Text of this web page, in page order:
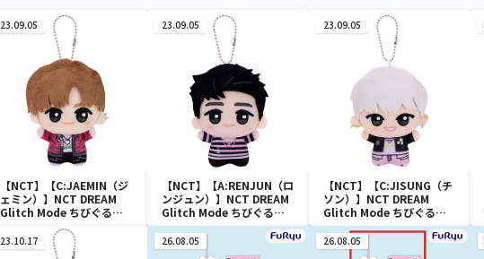
23.09.05
【NCT】【C:JAEMIN（ジ
ェミン）】NCT DREAM
Glitch Mode ちびぐるみ
23.09.05
【NCT】【A:RENJUN（ロ
ンジュン）】NCT DREAM
Glitch Mode ちびぐるみ
vol.2
23.09.05
【NCT】【C:JISUNG（チ
ソン）】NCT DREAM
Glitch Mode ちびぐるみ
vol.1
23.10.17 26.08.05 26.08.05